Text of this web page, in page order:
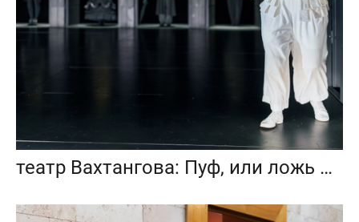
театр Вахтангова: Пуф, или ложь и истина